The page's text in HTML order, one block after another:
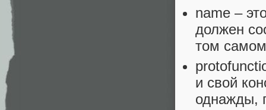
name –
должен
том
и свой
однажды,